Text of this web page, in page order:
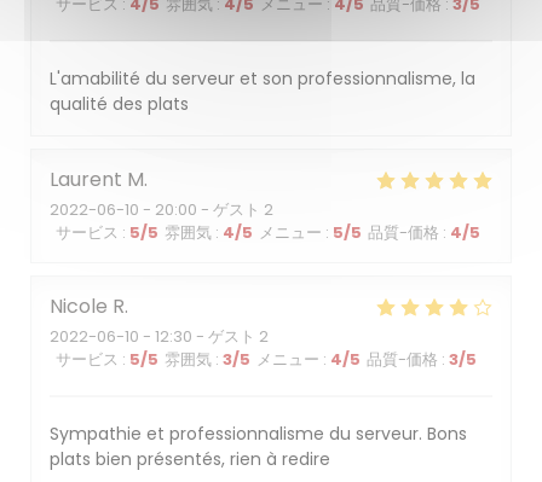
L'amabilité du serveur et son professionnalisme, la
qualité des plats
Laurent M
2022-06-10 - 20:00 - ゲスト 2
サービス : 5/5 雰囲気 : 4/5 メニュー : 5/5 品質-価格 : 4/5
Nicole R
2022-06-10 - 12:30 - ゲスト 2
サービス : 5/5 雰囲気 : 3/5 メニュー : 4/5 品質-価格 : 3/5
Sympathie et professionnalisme du serveur. Bons
plats bien présentés, rien à redire